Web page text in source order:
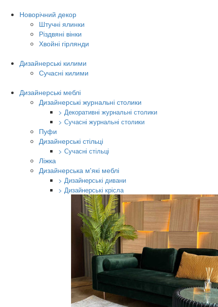
Новорічний декор
Штучні ялинки
Різдвяні вінки
Хвойні гірлянди
Дизайнерські килими
Сучасні килими
Дизайнерські меблі
Дизайнерські журнальні столики
> Декоративні журнальні столики
> Сучасні журнальні столики
Пуфи
Дизайнерські стільці
> Сучасні стільці
Ліжка
Дизайнерська м'які меблі
> Дизайнерські дивани
> Дизайнерські крісла